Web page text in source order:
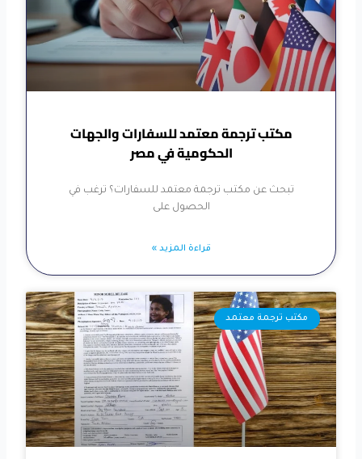
مكتب ترجمة معتمد للسفارات والجهات
الحكومية في مصر
تبحث عن مكتب ترجمة معتمد للسفارات؟ ترغب في
الحصول على
قراءة المزيد »
مكتب ترجمة معتمد